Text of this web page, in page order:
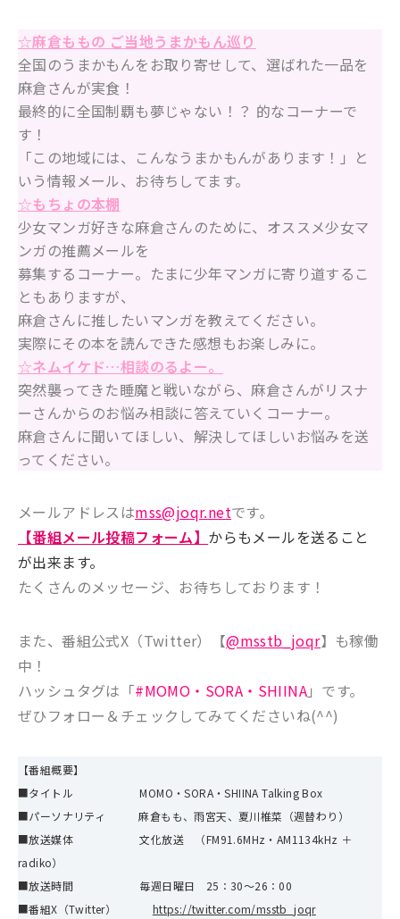
☆麻倉ももの ご当地うまかもん巡り
全国のうまかもんをお取り寄せして、選ばれた一品を
麻倉さんが実食！
最終的に全国制覇も夢じゃない！？ 的なコーナーで
す！
「この地域には、こんなうまかもんがあります！」と
いう情報メール、お待ちしてます。
☆もちょの本棚
少女マンガ好きな麻倉さんのために、オススメ少女マ
ンガの推薦メールを
募集するコーナー。たまに少年マンガに寄り道するこ
ともありますが、
麻倉さんに推したいマンガを教えてください。
実際にその本を読んできた感想もお楽しみに。
☆ネムイケド…相談のるよー。
突然襲ってきた睡魔と戦いながら、麻倉さんがリスナ
ーさんからのお悩み相談に答えていくコーナー。
麻倉さんに聞いてほしい、解決してほしいお悩みを送
ってください。
メールアドレスはmss@joqr.netです。
【番組メール投稿フォーム】 からもメールを送ること
が出来ます。
たくさんのメッセージ、お待ちしております！
また、番組公式X（Twitter）【@msstb_joqr】も稼働
中！
ハッシュタグは「#MOMO・SORA・SHIINA」です。
ぜひフォロー＆チェックしてみてくださいね(^^)
【番組概要】
■タイトル MOMO・SORA・SHIINA Talking Box
■パーソナリティ 麻倉もも、雨宮天、夏川椎菜（週替わり）
■放送媒体 文化放送 （FM91.6MHz・AM1134kHz ＋
radiko）
■放送時間 毎週日曜日 25：30～26：00
■番組X（Twitter） https://twitter.com/msstb_joqr